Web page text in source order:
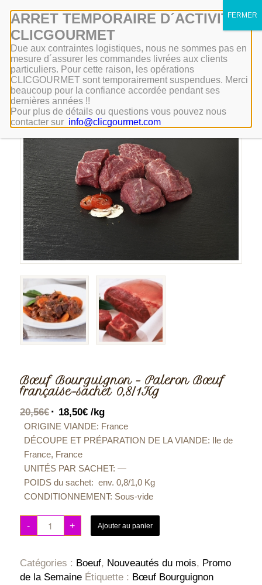
Mon compte
Promo !
Bœuf Bourguignon – Paleron Bœuf
française-sachet 0,8/1Kg
20,56€ 18,50€ /kg
ORIGINE VIANDE: France
DÉCOUPE ET PRÉPARATION DE LA VIANDE: Ile de
France, France
UNITÉS PAR SACHET: —
POIDS du sachet: env. 0,8/1,0 Kg
CONDITIONNEMENT: Sous-vide
- + Ajouter au panier
Catégories : Boeuf, Nouveautés du mois, Promo
de la Semaine Étiquette : Bœuf Bourguignon
ARRET TEMPORAIRE D´ACTIVITÉ
CLICGOURMET
Due aux contraintes logistiques, nous ne sommes pas en
mesure d´assurer les commandes livrées aux clients
particuliers. Pour cette raison, les opérations
CLICGOURMET sont temporairement suspendues. Merci
beaucoup pour la confiance accordée pendant ses
dernières années !!
Pour plus de détails ou questions vous pouvez nous
contacter sur info@clicgourmet.com